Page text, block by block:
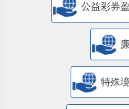
公益彩券
特殊